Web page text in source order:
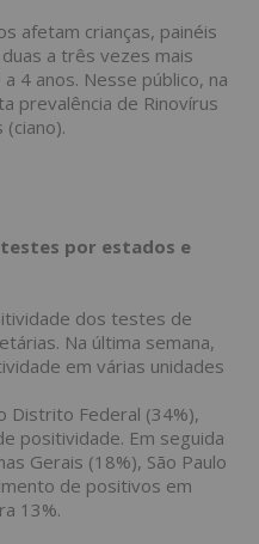
afetam crianças, painéis
a três vezes mais
4 anos. Nesse público, na
prevalência de Rinovírus
por estados e
dos testes de
Na última semana,
em várias unidades
Distrito Federal (34%),
positividade. Em seguida
Gerais (18%), São Paulo
de positivos em
13%.